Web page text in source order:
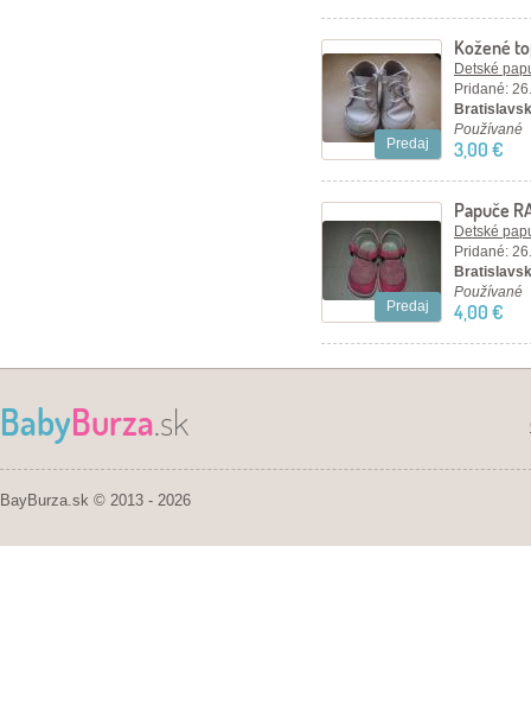
Predaj
Kožené
Detské
Pridané:
Používané
3,00 €
Predaj
Papuče
Detské
Pridané:
Používané
4,00 €
BabyBurza.sk
BayBurza.sk © 2013 - 2026